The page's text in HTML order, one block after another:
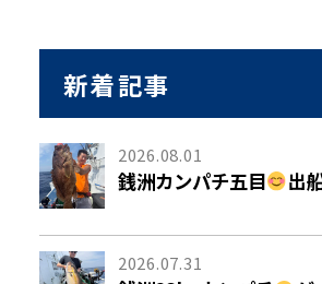
新着記事
2026.08.01
銭洲カンパチ五目 出
2026.07.31